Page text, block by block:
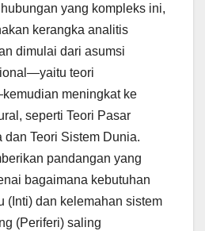
yang kompleks ini,
kerangka analitis
dimulai dari asumsi
teori
meningkat ke
seperti Teori Pasar
dan Teori Sistem Dunia.
pandangan yang
bagaimana kebutuhan
(Inti) dan kelemahan sistem
(Periferi) saling